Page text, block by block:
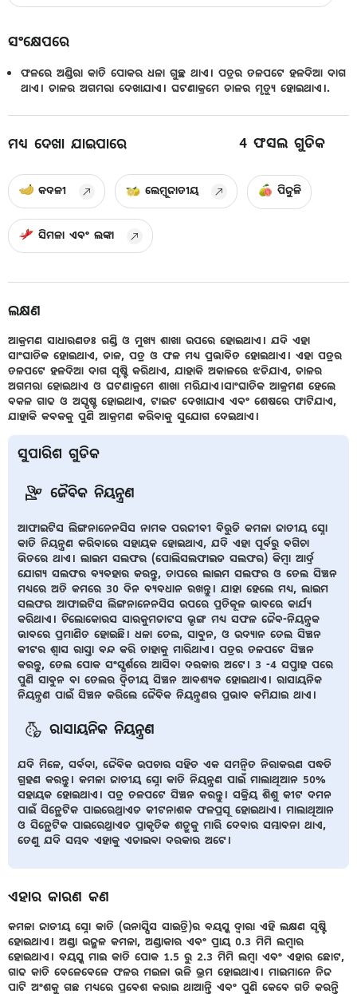
ସଂକ୍ଷେପରେ
ଫଳରେ ଅଣ୍ଡିରା କାତି ପୋକର ଧଳା ଗୁଚ୍ଛ ଥାଏ। ପତ୍ରର ତଳପଟେ ହଳଦିଆ ଦାଗ
ଥାଏ। ଡାଳର ଅଗମରା ଦେଖାଯାଏ। ଘଟଣାକ୍ରମେ ଡାଳର ମୃତ୍ୟୁ ହୋଇଥାଏ।.
ମଧ୍ୟ ଦେଖା ଯାଇପାରେ 4 ଫସଲ ଗୁଡିକ
କଦଳୀ ଲେମ୍ବୁଜାତୀୟ ପିଜୁଳି
ସିମଳା ଏବଂ ଲଙ୍କା
ଲକ୍ଷଣ
ଆକ୍ରମଣ ସାଧାରଣତଃ ଗଣ୍ଡି ଓ ମୁଖ୍ୟ ଶାଖା ଉପରେ ହୋଇଥାଏ। ଯଦି ଏହା
ସାଂଘାତିକ ହୋଇଥାଏ, ଡାଳ, ପତ୍ର ଓ ଫଳ ମଧ୍ୟ ପ୍ରଭାବିତ ହୋଇଥାଏ। ଏହା ପତ୍ରର
ତଳପଟେ ହଳଦିଆ ଦାଗ ସୃଷ୍ଟି କରିଥାଏ, ଯାହାକି ଅକାଳରେ ଝଡିଯାଏ, ଡାଳର
ଅଗମରା ହୋଇଥାଏ ଓ ଘଟଣାକ୍ରମେ ଶାଖା ମରିଯାଏ।ସାଂଘାତିକ ଆକ୍ରମଣ ହେଲେ
ବକଳ ଗାଢ ଓ ଅସ୍ପଷ୍ଟ ହୋଇଥାଏ, ଟାଇଟ ଦେଖାଯାଏ ଏବଂ ଶେଷରେ ଫାଟିଯାଏ,
ଯାହାକି କବକକୁ ପୁଣି ଆକ୍ରମଣ କରିବାକୁ ସୁଯୋଗ ଦେଇଥାଏ।
ସୁପାରିଶ ଗୁଡିକ
ଜୈବିକ ନିୟନ୍ତ୍ରଣ
ଆଫାଇଟିସ ଲିଙ୍ଗନାନେନସିସ ନାମକ ପରଜୀବୀ ବିରୁଡି କମଳା ଜାତୀୟ ସ୍ନୋ
କାତି ନିୟନ୍ତ୍ରଣ କରିବାରେ ସହାୟକ ହୋଇଥାଏ, ଯଦି ଏହା ପୂର୍ବରୁ ବଗିଚା
ଭିତରେ ଥାଏ। ଲାଇମ ସଲଫର (ପୋଲିସଲଫାଇଡ ସଲଫର) କିମ୍ବା ଆର୍ଦ୍ର
ଯୋଗ୍ୟ ସଲଫର ବ୍ୟବହାର କରନ୍ତୁ, ତାପରେ ଲାଇମ ସଲଫର ଓ ତେଲ ସିଞ୍ଚନ
ମଧ୍ୟରେ ଅତି କମରେ 30 ଦିନ ବ୍ୟବଧାନ ରଖନ୍ତୁ। ଯାହା ହେଲେ ମଧ୍ୟ, ଲାଇମ
ସଲଫର ଆଫାଇଟିସ ଲିଙ୍ଗନାନେନସିସ ଉପରେ ପ୍ରତିକୂଳ ଭାବରେ କାର୍ଯ୍ୟ
କରିଥାଏ। ଚିଲୋକୋରସ ସାରକୁମଡାଟସ ଭୃଙ୍ଗ ମଧ୍ୟ ସଫଳ ଜୈବ-ନିୟନ୍ତ୍ରକ
ଭାବରେ ପ୍ରମାଣିତ ହୋଇଛି। ଧଳା ତେଲ, ସାବୁନ, ଓ ଉଦ୍ୟାନ ତେଲ ସିଞ୍ଚନ
କୀଟର ଶ୍ଵାସ ରାସ୍ତା ବନ୍ଦ କରି ତାହାକୁ ମାରିଥାଏ। ପତ୍ରର ତଳପଟେ ସିଞ୍ଚନ
କରନ୍ତୁ, ତେଲ ପୋକ ସଂସ୍ପର୍ଶରେ ଆସିବା ଦରକାର ଅଟେ। 3 -4 ସପ୍ତାହ ପରେ
ପୁଣି ସାବୁନ ବା ତେଲର ଦ୍ଵିତୀୟ ସିଞ୍ଚନ ଆବଶ୍ୟକ ହୋଇଥାଏ। ରାସାୟନିକ
ନିୟନ୍ତ୍ରଣ ପାଇଁ ସିଞ୍ଚନ କରିଲେ ଜୈବିକ ନିୟନ୍ତ୍ରଣର ପ୍ରଭାବ କମିଯାଇ ଥାଏ।
ରାସାୟନିକ ନିୟନ୍ତ୍ରଣ
ଯଦି ମିଳେ, ସର୍ବଦା, ଜୈବିକ ଉପଚାର ସହିତ ଏକ ସମନ୍ଵିତ ନିରାକରଣ ପଦ୍ଧତି
ଗ୍ରହଣ କରନ୍ତୁ। କମଳା ଜାତୀୟ ସ୍ନୋ କାତି ନିୟନ୍ତ୍ରଣ ପାଇଁ ମାଲାଥିଆନ 50%
ସହାୟକ ହୋଇଥାଏ। ପତ୍ର ତଳପଟେ ସିଞ୍ଚନ କରନ୍ତୁ। ସକ୍ରିୟ ଶିଶୁ କୀଟ ଦମନ
ପାଇଁ ସିନ୍ଥେଟିକ ପାଇରେଥ୍ରାଏଡ କୀଟନାଶକ ଫଳପ୍ରସୂ ହୋଇଥାଏ। ମାଲାଥିଆନ
ଓ ସିନ୍ଥେଟିକ ପାଇରେଥ୍ରାଏଡ ପ୍ରାକୃତିକ ଶତ୍ରୁକୁ ମାରି ଦେବାର ସମ୍ଭାବନା ଥାଏ,
ତେଣୁ ଯଦି ସମ୍ଭବ ଏହାକୁ ଏଡାଇବା ଦରକାର ଅଟେ।
ଏହାର କାରଣ କଣ
କମଳା ଜାତୀୟ ସ୍ନୋ କାତି (ଉନାସ୍ପିସ ସାଇତ୍ରି)ର ବୟସ୍କ ଦ୍ଵାରା ଏହି ଲକ୍ଷଣ ସୃଷ୍ଟି
ହୋଇଥାଏ। ଅଣ୍ଡା ଉଜ୍ଜଳ କମଳା, ଅଣ୍ଡାକାର ଏବଂ ପ୍ରାୟ 0.3 ମିମି ଲମ୍ବାର
ହୋଇଥାଏ। ବୟସ୍କ ମାଇ କାତି ପୋକ 1.5 ରୁ 2.3 ମିମି ଲମ୍ବା ଏବଂ ଏହାର ଛୋଟ,
ଗାଢ କାତି ବେଳେବେଳେ ଫଳର ମଇଳା ଭଳି ଭ୍ରମ ହୋଇଥାଏ। ମାଇମାନେ ନିଜ
ପାଟି ଅଂଶକୁ ଗଛ ମଧ୍ୟରେ ପ୍ରବେଶ କରାଇ ଥାଆନ୍ତି ଏବଂ ପୁଣି କେବେ ଗତି କରନ୍ତି